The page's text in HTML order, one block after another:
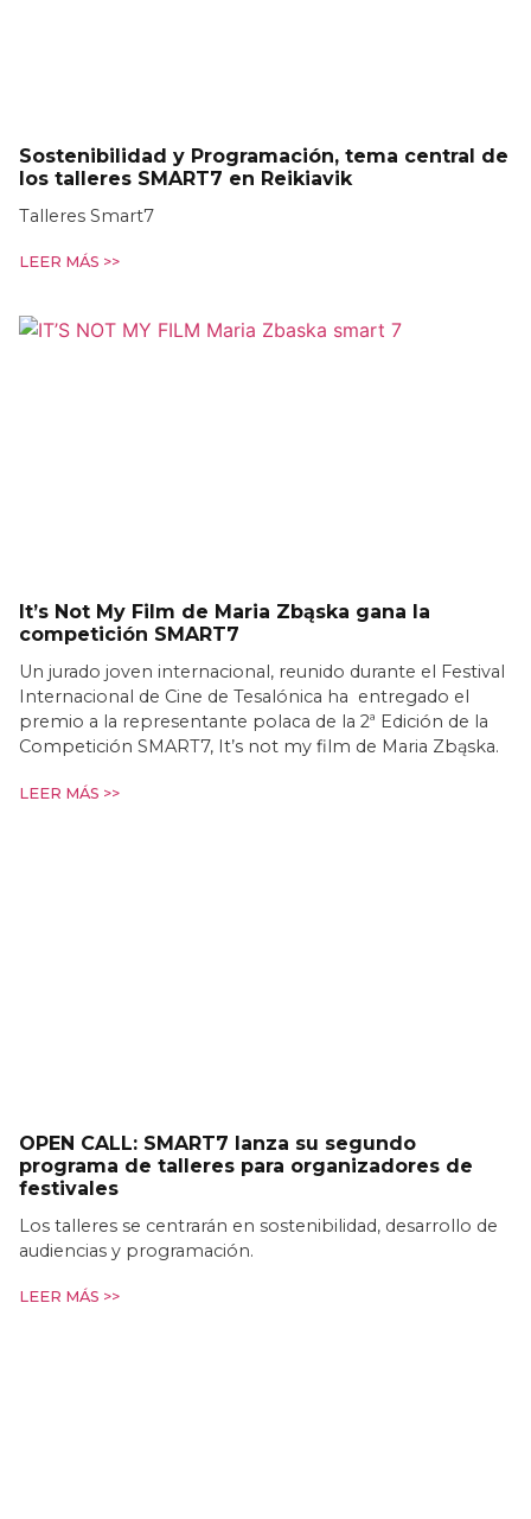
Sostenibilidad y Programación, tema central de
los talleres SMART7 en Reikiavik
Talleres Smart7
LEER MÁS >>
It’s Not My Film de Maria Zbąska gana la
competición SMART7
Un jurado joven internacional, reunido durante el Festival
Internacional de Cine de Tesalónica ha entregado el
premio a la representante polaca de la 2ª Edición de la
Competición SMART7, It’s not my film de Maria Zbąska.
LEER MÁS >>
OPEN CALL: SMART7 lanza su segundo
programa de talleres para organizadores de
festivales
Los talleres se centrarán en sostenibilidad, desarrollo de
audiencias y programación.
LEER MÁS >>